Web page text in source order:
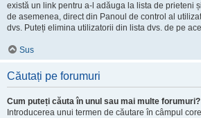
există un link pentru a-l adăuga la lista de prieteni
de asemenea, direct din Panoul de control al
dvs. Puteți elimina utilizatorii din lista dvs. de pe
Sus
Căutați pe forumuri
Cum puteți căuta în unul sau mai multe forumuri?
Introducerea unui termen de căutare în câmpul